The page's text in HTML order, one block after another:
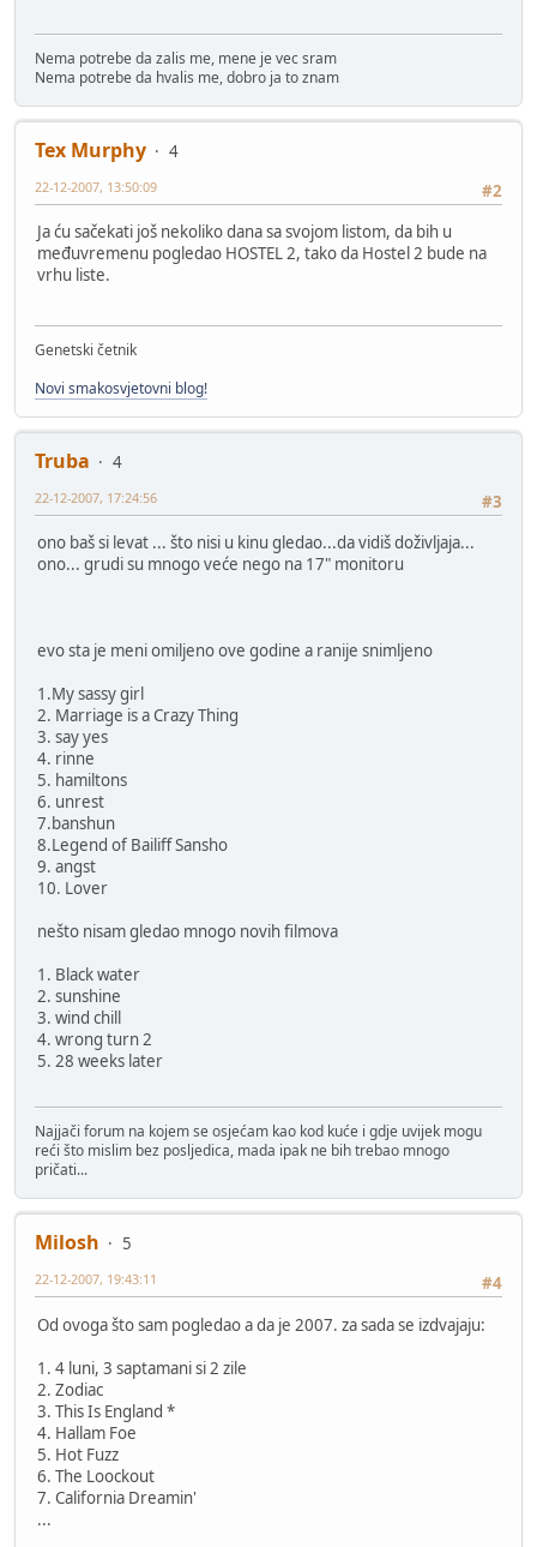
Nema potrebe da zalis me, mene je vec sram
Nema potrebe da hvalis me, dobro ja to znam
Tex Murphy
4
#2
22-12-2007, 13:50:09
Ja ću sačekati još nekoliko dana sa svojom listom, da bih u
međuvremenu pogledao HOSTEL 2, tako da Hostel 2 bude na
vrhu liste.
Genetski četnik
Novi smakosvjetovni blog!
Truba
4
#3
22-12-2007, 17:24:56
ono baš si levat ... što nisi u kinu gledao...da vidiš doživljaja...
ono... grudi su mnogo veće nego na 17" monitoru
evo sta je meni omiljeno ove godine a ranije snimljeno
1.My sassy girl
2. Marriage is a Crazy Thing
3. say yes
4. rinne
5. hamiltons
6. unrest
7.banshun
8.Legend of Bailiff Sansho
9. angst
10. Lover
nešto nisam gledao mnogo novih filmova
1. Black water
2. sunshine
3. wind chill
4. wrong turn 2
5. 28 weeks later
Najjači forum na kojem se osjećam kao kod kuće i gdje uvijek mogu
reći što mislim bez posljedica, mada ipak ne bih trebao mnogo
pričati...
Milosh
5
#4
22-12-2007, 19:43:11
Od ovoga što sam pogledao a da je 2007. za sada se izdvajaju:
1. 4 luni, 3 saptamani si 2 zile
2. Zodiac
3. This Is England *
4. Hallam Foe
5. Hot Fuzz
6. The Loockout
7. California Dreamin'
...